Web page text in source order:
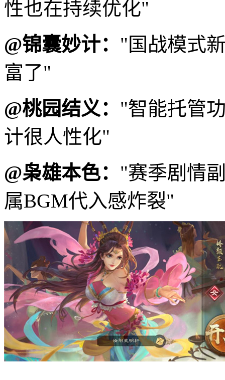
性也在持续优化"
@锦囊妙计： "国战模式
富了"
@桃园结义： "智能托管
计很人性化"
@枭雄本色： "赛季剧情
属BGM代入感炸裂"